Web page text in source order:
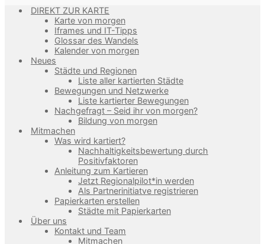
DIREKT ZUR KARTE
Karte von morgen
Iframes und IT-Tipps
Glossar des Wandels
Kalender von morgen
Neues
Städte und Regionen
Liste aller kartierten Städte
Bewegungen und Netzwerke
Liste kartierter Bewegungen
Nachgefragt – Seid ihr von morgen?
Bildung von morgen
Mitmachen
Was wird kartiert?
Nachhaltigkeitsbewertung durch
Positivfaktoren
Anleitung zum Kartieren
Jetzt Regionalpilot*in werden
Als Partnerinitiatve registrieren
Papierkarten erstellen
Städte mit Papierkarten
Über uns
Kontakt und Team
Mitmachen